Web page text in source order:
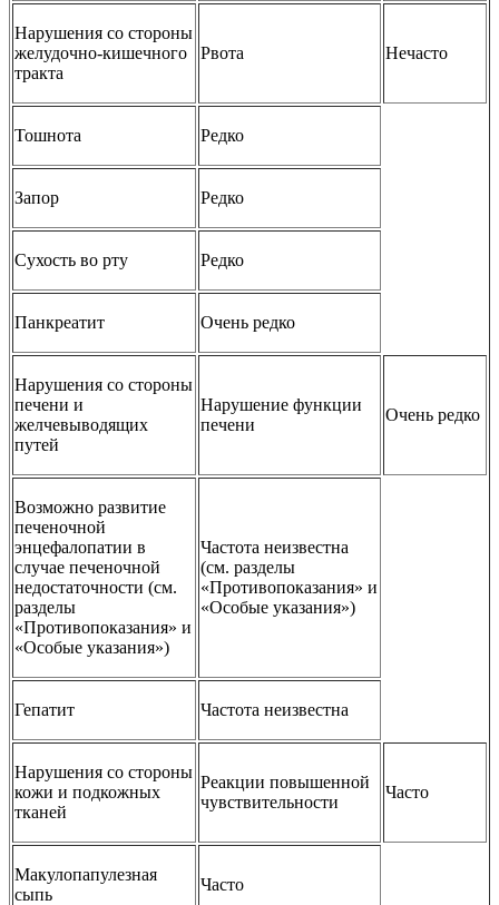
Нарушения со стороны
желудочно‑кишечного
тракта
Рвота Нечасто
Тошнота Редко
Запор Редко
Сухость во рту Редко
Панкреатит Очень редко
Нарушения со стороны
печени и
желчевыводящих
путей
Нарушение функции
печени
Очень редко
Возможно развитие
печеночной
энцефалопатии в
случае печеночной
недостаточности (см.
разделы
«Противопоказания» и
«Особые указания»)
Частота неизвестна
(см. разделы
«Противопоказания» и
«Особые указания»)
Гепатит Частота неизвестна
Нарушения со стороны
кожи и подкожных
тканей
Реакции повышенной
чувствительности
Часто
Макулопапулезная
сыпь
Часто